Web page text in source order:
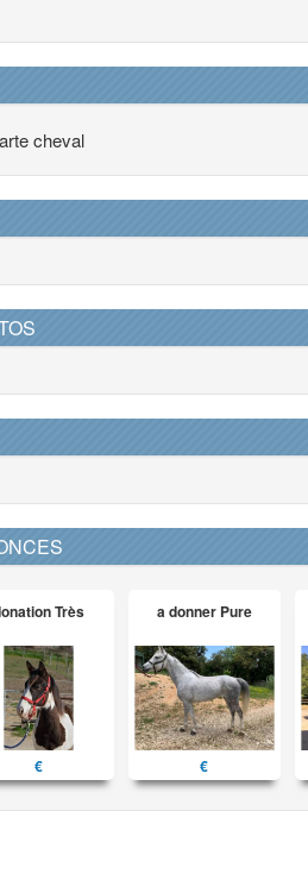
cheval
Très
€
a donner Pure
€